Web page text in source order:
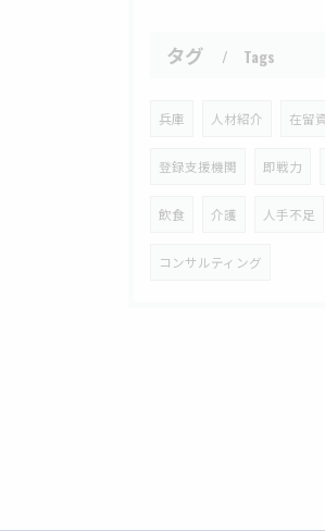
タグ Tags
兵庫 人材紹介 在留
登録支援機関 即戦力
飲食 介護 人手不足
コンサルティング